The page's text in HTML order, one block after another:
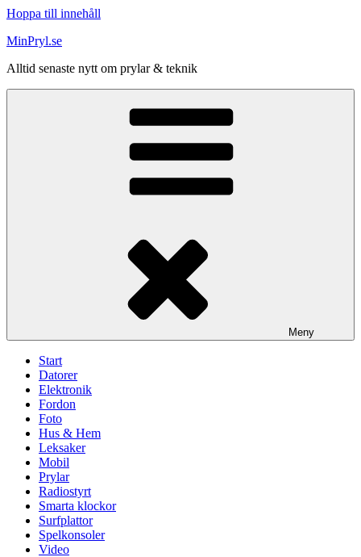
Hoppa till innehåll
MinPryl.se
Alltid senaste nytt om prylar & teknik
Meny
Start
Datorer
Elektronik
Fordon
Foto
Hus & Hem
Leksaker
Mobil
Prylar
Radiostyrt
Smarta klockor
Surfplattor
Spelkonsoler
Video